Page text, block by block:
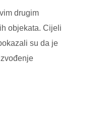
drugim
objekata. Cijeli
su da je